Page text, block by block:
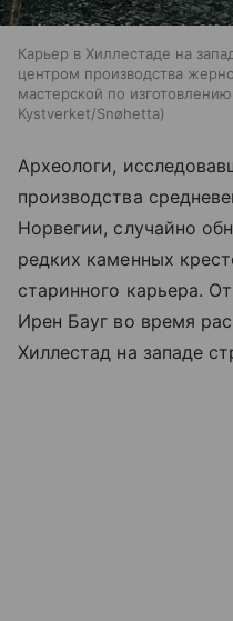
Карьер в Хиллестаде на
центром производства
мастерской по
Kystverket/Snøhetta
Археологи,
производства
Норвегии, случайно
редких каменных
старинного карьера.
Ирен Бауг во время
Хиллестад на западе